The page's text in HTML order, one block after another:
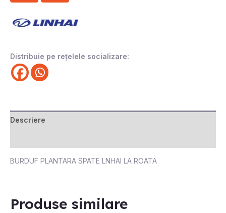
Distribuie pe rețelele socializare:
Descriere
BURDUF PLANTARA SPATE LNHAI LA ROATA
Produse similare